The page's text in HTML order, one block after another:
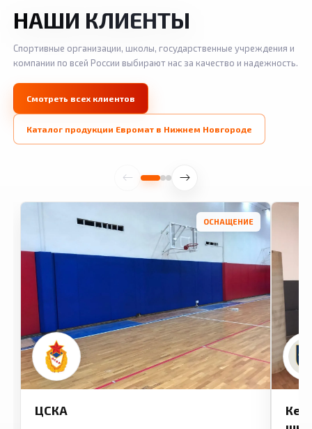
НАШИ КЛИЕНТЫ
Спортивные организации, школы, государственные учреждения и
компании по всей России выбирают нас за качество и надежность.
Смотреть всех клиентов
Каталог продукции Евромат в Нижнем Новгороде
ОСНАЩЕНИЕ
ЦСКА